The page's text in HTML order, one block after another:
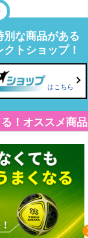
別な商品がある
トショップ！
はこちら
！オススメ商品